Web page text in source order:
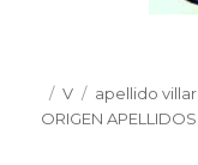
Publicado
el
Categorías
V Etiquetas
apellido villar
ORIGEN APELLIDOS